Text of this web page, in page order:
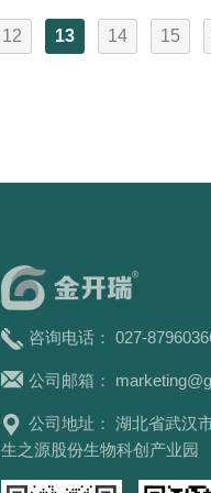
12 13 14 15
咨询电话： 027-
公司邮箱：
公司地址： 湖北省武汉
生之源股份生物科创产业园